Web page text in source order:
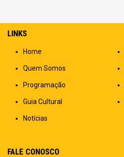
LINKS
Home
Quem Somos
Programação
Guia Cultural
Notícias
FALE CONOSCO